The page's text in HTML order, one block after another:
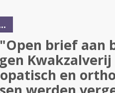
brief aan
en